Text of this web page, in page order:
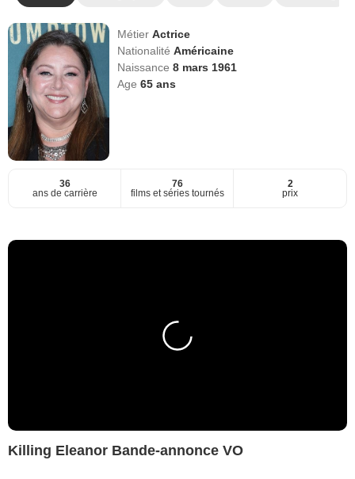
MétierActrice
NationalitéAméricaine
Naissance8 mars 1961
Age65 ans
36
ans de carrière
76
films et séries tournés
2
prix
Killing Eleanor Bande-annonce VO